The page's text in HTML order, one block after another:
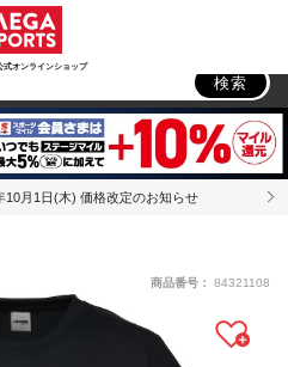
式オンラインショップ
検索
10月1日(木) 価格改定のお知らせ
商品番号： 84321108